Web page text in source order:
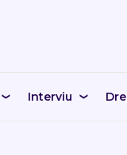
Interviu